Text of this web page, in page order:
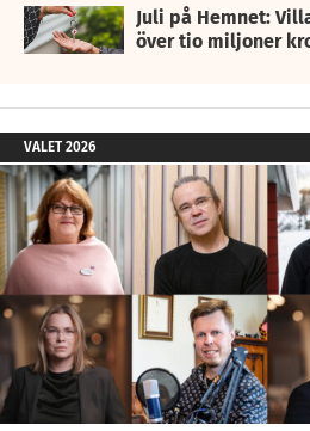
Juli på Hemnet:
över tio miljoner
VALET 2026